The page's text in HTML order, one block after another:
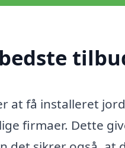
at få installeret
firmaer. Dette